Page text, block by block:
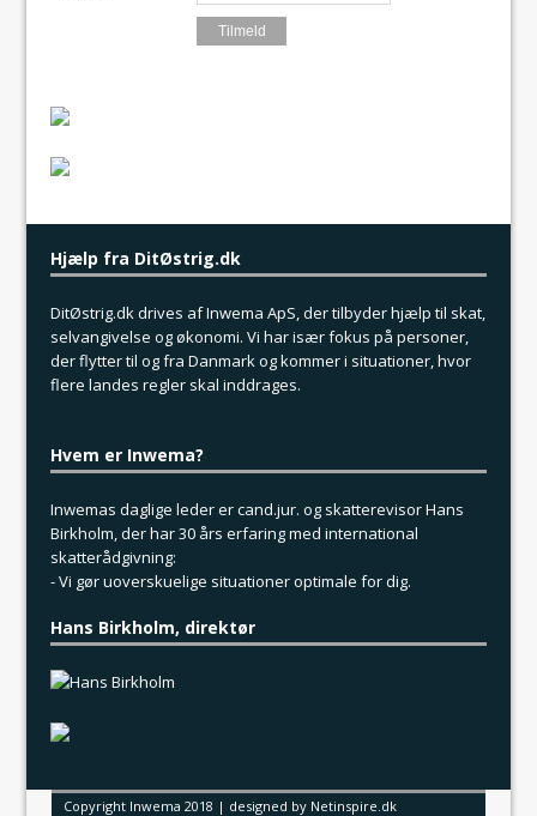
Hjælp fra DitØstrig.dk
DitØstrig.dk drives af Inwema ApS, der tilbyder hjælp til skat,
selvangivelse og økonomi. Vi har især fokus på personer,
der flytter til og fra Danmark og kommer i situationer, hvor
flere landes regler skal inddrages.
Hvem er Inwema?
Inwemas daglige leder er cand.jur. og skatterevisor Hans
Birkholm, der har 30 års erfaring med international
skatterådgivning:
- Vi gør uoverskuelige situationer optimale for dig.
Hans Birkholm, direktør
Copyright Inwema 2018 | designed by Netinspire.dk